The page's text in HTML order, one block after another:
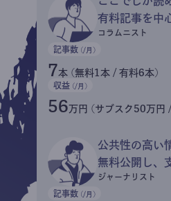
有料記事を中
コラムニスト
記事数 (/月)
7本 (無料1本 / 有料6本)
収益 (/月)
56万円 (サブスク50万円
公共性の高い
無料公開し、
ジャーナリスト
記事数 (/月)